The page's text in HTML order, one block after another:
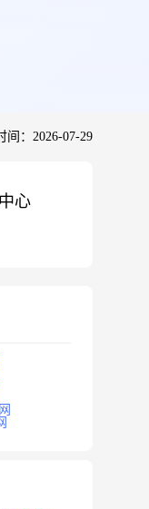
间：2026-07-29
心